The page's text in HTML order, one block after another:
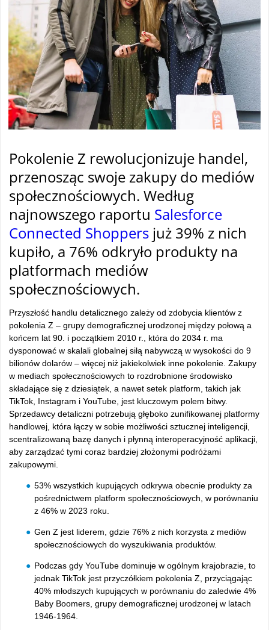
Pokolenie Z rewolucjonizuje handel,
przenosząc swoje zakupy do mediów
społecznościowych. Według
najnowszego raportu Salesforce
Connected Shoppers już 39% z nich
kupiło, a 76% odkryło produkty na
platformach mediów
społecznościowych.
Przyszłość handlu detalicznego zależy od zdobycia klientów z
pokolenia Z – grupy demograficznej urodzonej między połową a
końcem lat 90. i początkiem 2010 r., która do 2034 r. ma
dysponować w skalali globalnej siłą nabywczą w wysokości do 9
bilionów dolarów – więcej niż jakiekolwiek inne pokolenie. Zakupy
w mediach społecznościowych to rozdrobnione środowisko
składające się z dziesiątek, a nawet setek platform, takich jak
TikTok, Instagram i YouTube, jest kluczowym polem bitwy.
Sprzedawcy detaliczni potrzebują głęboko zunifikowanej platformy
handlowej, która łączy w sobie możliwości sztucznej inteligencji,
scentralizowaną bazę danych i płynną interoperacyjność aplikacji,
aby zarządzać tymi coraz bardziej złożonymi podróżami
zakupowymi.
53% wszystkich kupujących odkrywa obecnie produkty za
pośrednictwem platform społecznościowych, w porównaniu
z 46% w 2023 roku.
Gen Z jest liderem, gdzie 76% z nich korzysta z mediów
społecznościowych do wyszukiwania produktów.
Podczas gdy YouTube dominuje w ogólnym krajobrazie, to
jednak TikTok jest przyczółkiem pokolenia Z, przyciągając
40% młodszych kupujących w porównaniu do zaledwie 4%
Baby Boomers, grupy demograficznej urodzonej w latach
1946-1964.